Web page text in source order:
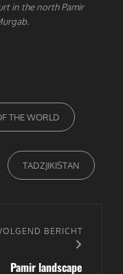
in the north Pamir
THE WORLD
TADZJIKISTAN
BERICHT
Pamir landscape